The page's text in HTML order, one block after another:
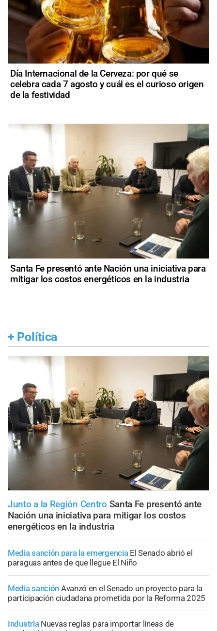
Día Internacional de la Cerveza: por qué se
celebra cada 7 agosto y cuál es el curioso origen
de la festividad
Santa Fe presentó ante Nación una iniciativa para
mitigar los costos energéticos en la industria
+ Política
Junto a la Región Centro Santa Fe presentó ante
Nación una iniciativa para mitigar los costos
energéticos en la industria
Media sanción para la emergencia El Senado abrió el
paraguas antes de que llegue El Niño
Media sanción Avanzó en el Senado un proyecto para la
participación ciudadana prometida por la Reforma 2025
Industria Nuevas reglas para importar líneas de